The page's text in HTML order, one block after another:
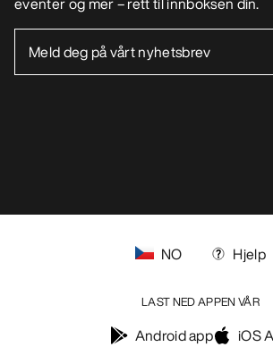
NO Hjelp
LAST NED APPEN VÅR
Android app iOS